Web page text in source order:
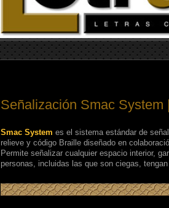
Señalización Smac System
Smac System es el sistema estándar de
relieve y código Braille diseñado en
Permite señalizar cualquier espacio interior,
personas, incluidas las que son ciegas,